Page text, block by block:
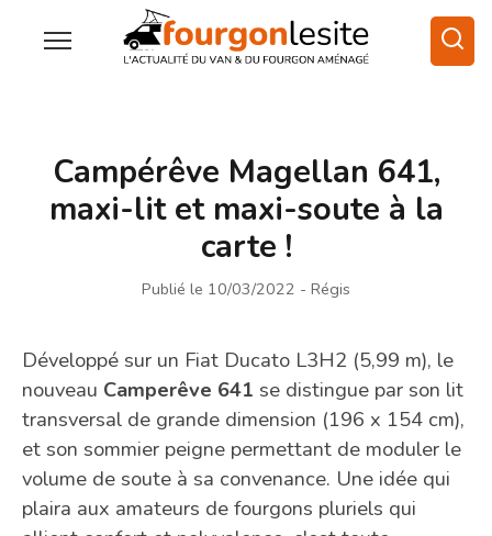
Campérêve Magellan 641,
maxi-lit et maxi-soute à la
carte !
Publié le 10/03/2022 - Régis
Développé sur un Fiat Ducato L3H2 (5,99 m), le
nouveau Camperêve 641 se distingue par son lit
transversal de grande dimension (196 x 154 cm),
et son sommier peigne permettant de moduler le
volume de soute à sa convenance. Une idée qui
plaira aux amateurs de fourgons pluriels qui